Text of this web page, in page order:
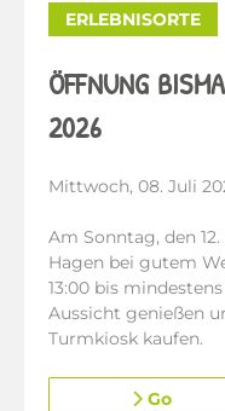
ERLEBNISORTE
ÖFFNUNG
2026
Mittwoch, 08. Juli
Am Sonntag, den
Hagen bei gutem
13:00 bis
Aussicht genießen
Turmkiosk kaufen.
Go